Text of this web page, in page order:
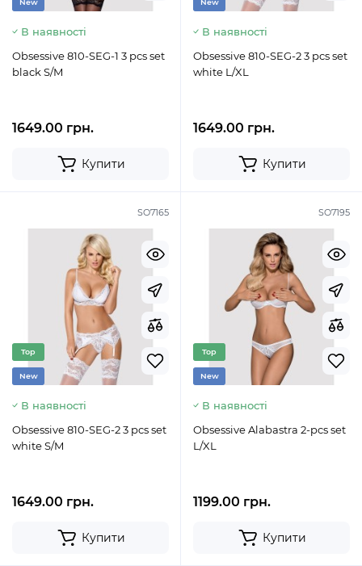
New
В наявності
Obsessive 810-SEG-1 3 pcs set
black S/M
1649.00 грн.
Купити
New
В наявності
Obsessive 810-SEG-2 3 pcs set
white L/XL
1649.00 грн.
Купити
SO7165
Top
New
В наявності
Obsessive 810-SEG-2 3 pcs set
white S/M
1649.00 грн.
Купити
SO7195
Top
New
В наявності
Obsessive Alabastra 2-pcs set
L/XL
1199.00 грн.
Купити